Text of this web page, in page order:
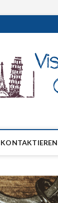
KONTAKTIEREN